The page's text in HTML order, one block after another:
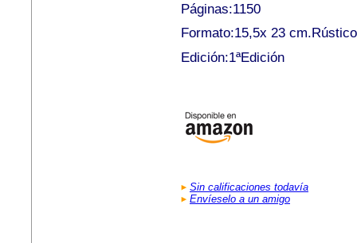
Páginas:1150
Formato:15,5x 23
Edición:1ªEdición
Sin calificaciones todavía
Envíeselo a un amigo